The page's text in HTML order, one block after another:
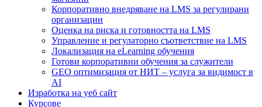
Корпоративно внедряване на LMS за регулирани
организации
Оценка на риска и готовността на LMS
Управление и регулаторно съответствие на LMS
Локализация на eLearning обучения
Готови корпоративни обучения за служители
GEO оптимизация от НИТ – услуга за видимост в
AI
Изработка на уеб сайт
Курсове